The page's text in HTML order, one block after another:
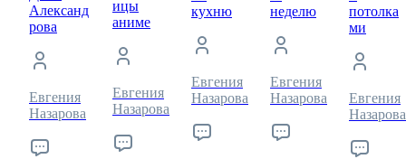
Александ
рова
Евгения
Назарова
ицы
аниме
Евгения
Назарова
кухню
Евгения
Назарова
неделю
Евгения
Назарова
потолка
ми
Евгения
Назарова